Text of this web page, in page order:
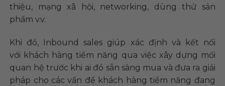
thiệu, mạng xã hội, networking, dùng thử sản
phẩm v.v.
Khi đó, Inbound sales giúp xác định và kết nối
với khách hàng tiềm năng qua việc xây dựng mối
quan hệ trước khi ai đó sẵn sàng mua và đưa ra giải
pháp cho các vấn đề khách hàng tiềm năng đang